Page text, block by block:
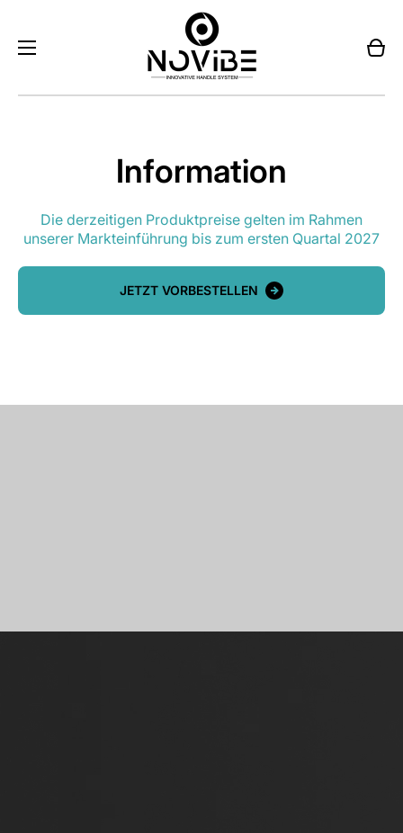
Information
Die derzeitigen Produktpreise gelten im Rahmen
unserer Markteinführung bis zum ersten Quartal 2027
JETZT VORBESTELLEN